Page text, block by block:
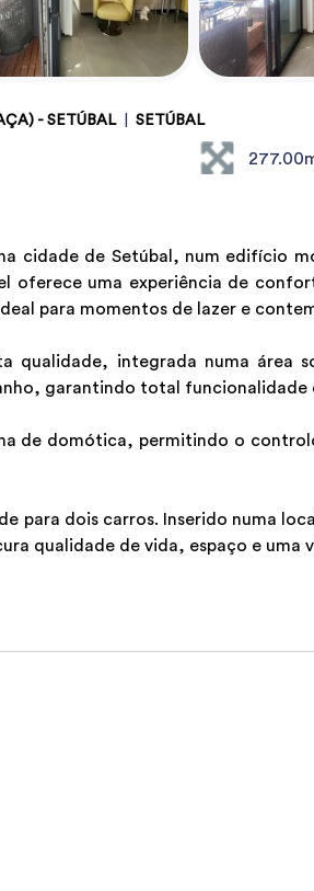
- SETÚBAL SETÚBAL
cidade de Setúbal, num edifício
oferece uma experiência de
para momentos de lazer e
integrada numa área
garantindo total
de domótica, permitindo o
para dois carros. Inserido numa
qualidade de vida, espaço e uma